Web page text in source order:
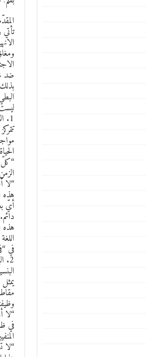
ضد
1. الرؤية الوجودية في الرواية
“كلّ
هذه
أيّ
دائم.
هذه
في
2. البنسيون: الوطن في مرايا التهجير الداخلي والحرب الأهلية
“لا
في
“لا